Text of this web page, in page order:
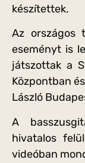
készítettek.
Az országos
eseményt is
játszottak a
Központban
László
A
hivatalos
videóban